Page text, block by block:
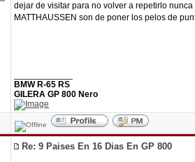
dejar de visitar para no volver a repetirlo
MATTHAUSSEN son de poner los pelos de
BMW R-65 RS
GILERA GP 800 Nero
Re: 9 Paises En 16 Dias En GP 800